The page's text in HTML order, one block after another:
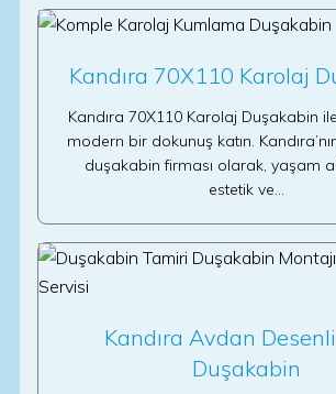
Kandıra 70X110 Karolaj
Kandıra 70X110 Karolaj Duşakabin
modern bir dokunuş katın.
duşakabin firması olarak, yaşam
estetik ve…
Kandıra Avdan
Duşakabin